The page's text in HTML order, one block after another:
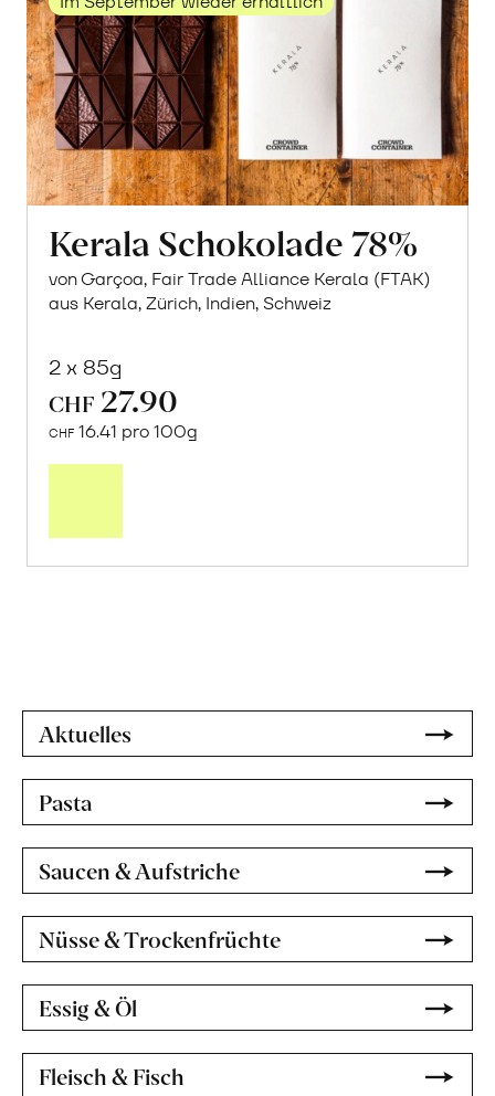
Kerala Schokolade 78%
von Garçoa, Fair Trade Alliance Kerala (FTAK)
aus Kerala, Zürich, Indien, Schweiz
2 x 85g
CHF 27.90
CHF 16.41 pro 100g
78%
Aktuelles
Pasta
Saucen & Aufstriche
Nüsse & Trockenfrüchte
Essig & Öl
Fleisch & Fisch